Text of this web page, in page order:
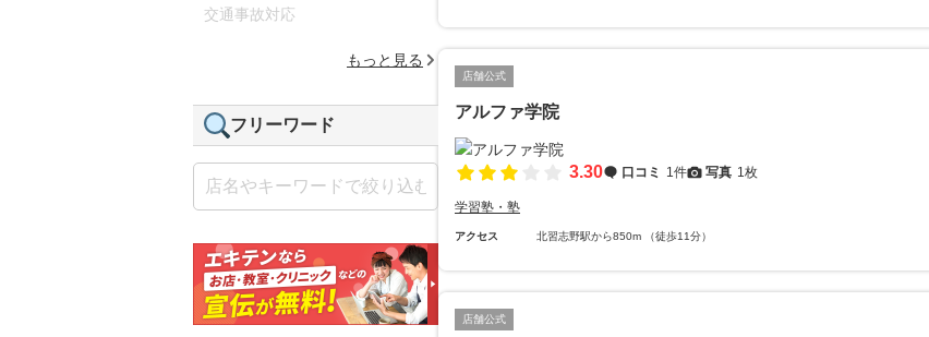
店舗公式
アルファ学院
3.30 口コミ 1件 写真 1枚
学習塾・塾
アクセス 北習志野駅から850m （徒歩11分）
店舗公式
交通事故対応
もっと見る
フリーワード